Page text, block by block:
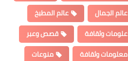
عالم الجمال
عالم المطبخ
علومات وثقافة
قصص وعبر
معلومات وثقافة
منوعات